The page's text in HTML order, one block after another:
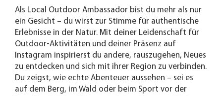
Als Local Outdoor Ambassador bist du mehr als nur
ein Gesicht – du wirst zur Stimme für authentische
Erlebnisse in der Natur. Mit deiner Leidenschaft für
Outdoor-Aktivitäten und deiner Präsenz auf
Instagram inspirierst du andere, rauszugehen, Neues
zu entdecken und sich mit ihrer Region zu verbinden.
Du zeigst, wie echte Abenteuer aussehen – sei es
auf dem Berg, im Wald oder beim Sport vor der